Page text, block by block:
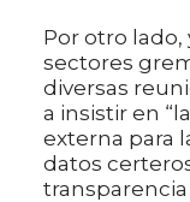
Por otro
sectores
diversas
a insistir en
externa para
datos